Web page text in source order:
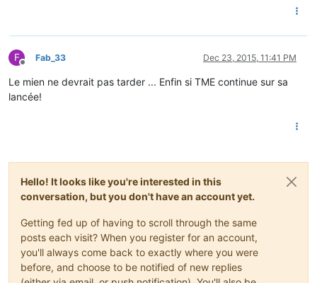
F
Offline
Fab_33 Dec 23, 2015, 11:41 PM
Le mien ne devrait pas tarder ... Enfin si TME continue sur sa
lancée!
Hello! It looks like you're interested in this
conversation, but you don't have an account yet.
Getting fed up of having to scroll through the same
posts each visit? When you register for an account,
you'll always come back to exactly where you were
before, and choose to be notified of new replies